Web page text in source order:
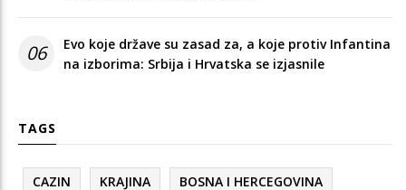
06
Evo koje države su zasad za, a koje protiv Infantina
na izborima: Srbija i Hrvatska se izjasnile
TAGS
CAZIN KRAJINA BOSNA I HERCEGOVINA